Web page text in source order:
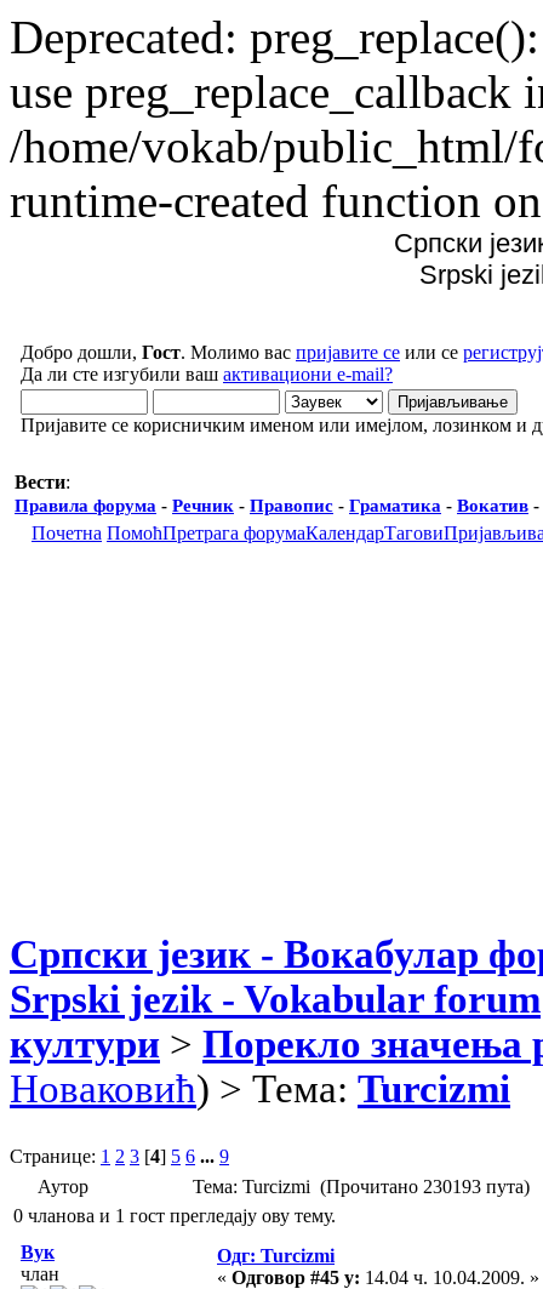
Deprecated:
use preg_replace_callback
/home/vokab/public_html/
runtime-created function
Српски
Srpski
Добро дошли, Гост. Молимо вас пријавите се или се
Да ли сте изгубили ваш активациони e-mail?
Пријавите се корисничким именом или имејлом, лозинком и
Вести:
Правила форума - Речник - Правопис - Граматика - Вокатив -
Почетна ПомоћПретрага форумаКалендарТагови
Српски језик - Вокабулар
Srpski jezik - Vokabular forum
култури > Порекло значења
Новаковић) > Тема: Turcizmi
Странице: 1 2 3 [4] 5 6 ... 9
Аутор
Тема: Turcizmi (Прочитано 230193 пута)
0 чланова и 1 гост прегледају ову тему.
Вук
члан
Одг: Turcizmi
« Одговор #45 у: 14.04 ч. 10.04.2009. »